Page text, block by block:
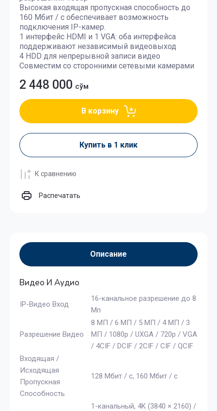
Высокая входящая пропускная способность до
160 Мбит / с обеспечивает возможность
подключения IP-камер.
1 интерфейс HDMI и 1 VGA: оба интерфейса
поддерживают независимый видеовыход
4 HDD для непрерывной записи видео
Совместим со сторонними сетевыми камерами
2 448 000 сўм
В корзину
Купить в 1 клик
К сравнению
Распечатать
Описание
Видео И Аудио
IP-Видео Вход
16-канальное разрешение до 8
Мп
Разрешение Видео
8 МП / 6 МП / 5 МП / 4 МП / 3
МП / 1080p / UXGA / 720p / VGA
/ 4CIF / DCIF / 2CIF / CIF / QCIF
Входящая /
Исходящая
Пропускная
Способность
128 Мбит / с, 160 Мбит / с
1-канальный, 4K (3840 × 2160) /